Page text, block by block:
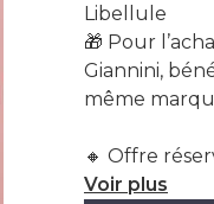
Libellule
🎁 Pour
Giannini,
même
🔸 Offre
Voir plus